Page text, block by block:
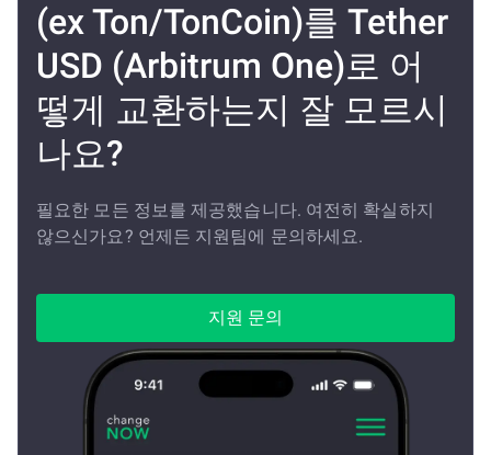
(ex Ton/TonCoin)를 Tether
USD (Arbitrum One)로 어
떻게 교환하는지 잘 모르시
나요?
필요한 모든 정보를 제공했습니다. 여전히 확실하지
않으신가요? 언제든 지원팀에 문의하세요.
지원 문의